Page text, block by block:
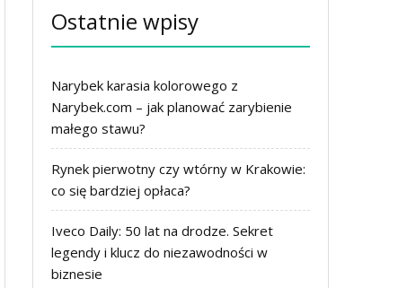
Ostatnie wpisy
Narybek karasia kolorowego z
Narybek.com – jak planować zarybienie
małego stawu?
Rynek pierwotny czy wtórny w Krakowie:
co się bardziej opłaca?
Iveco Daily: 50 lat na drodze. Sekret
legendy i klucz do niezawodności w
biznesie